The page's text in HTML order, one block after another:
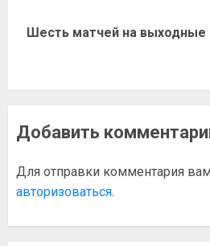
Шесть матчей на выходные
Добавить
Для отправки комментария
авторизоваться.